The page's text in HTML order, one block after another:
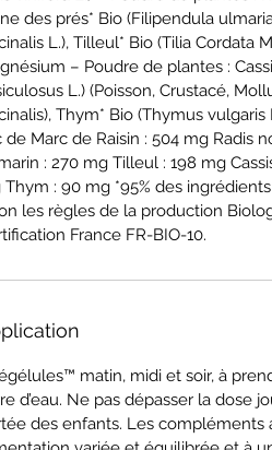
des prés* Bio (Filipendula
L.), Tilleul* Bio (Tilia Cordata
– Poudre de plantes :
L.) (Poisson, Crustacé,
Thym* Bio (Thymus
de Marc de Raisin : 504 mg Radis
: 270 mg Tilleul : 198 mg
Thym : 90 mg *95% des
les règles de la production
France FR-BIO-10.
matin, midi et soir, à
d’eau. Ne pas dépasser la dose
des enfants. Les compléments